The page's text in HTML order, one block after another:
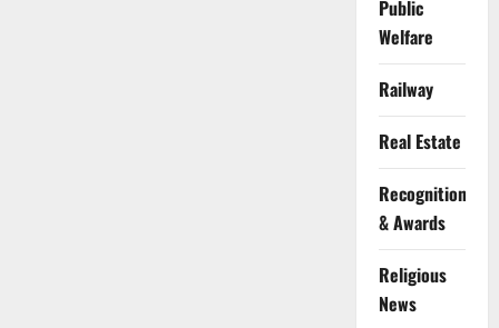
Public
Welfare
Railway
Real Estate
Recognition
& Awards
Religious
News